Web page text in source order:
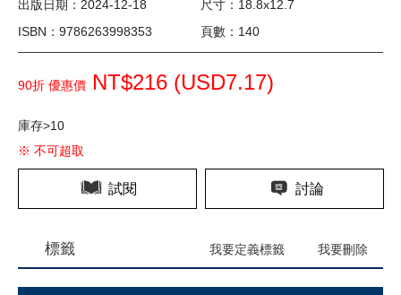
出版日期：2024-12-18
尺寸：18.8x12.7
ISBN：9786263998353
頁數：140
90折 優惠價 NT$216 (USD7.17)
庫存>10
※ 不可超取
試閱 討論
標籤 我要定義標籤 我要刪除